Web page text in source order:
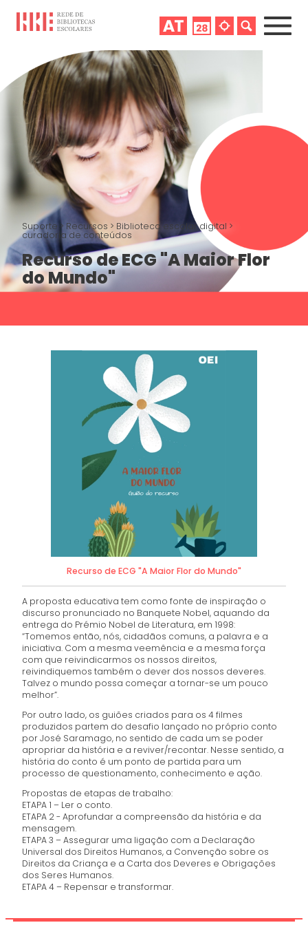
Suporte > Recursos > Biblioteca escolar digital >
curadoria de conteúdos
Recurso de ECG "A Maior Flor
do Mundo"
Recurso de ECG "A Maior Flor do Mundo"
A proposta educativa tem como fonte de inspiração o
discurso pronunciado no Banquete Nobel, aquando da
entrega do Prémio Nobel de Literatura, em 1998:
“Tomemos então, nós, cidadãos comuns, a palavra e a
iniciativa. Com a mesma veemência e a mesma força
com que reivindicarmos os nossos direitos,
reivindiquemos também o dever dos nossos deveres.
Talvez o mundo possa começar a tornar-se um pouco
melhor”.
Por outro lado, os guiões criados para os 4 filmes
produzidos partem do desafio lançado no próprio conto
por José Saramago, no sentido de cada um se poder
apropriar da história e a reviver/recontar. Nesse sentido, a
história do conto é um ponto de partida para um
processo de questionamento, conhecimento e ação.
Propostas de etapas de trabalho:
ETAPA 1 – Ler o conto.
ETAPA 2 - Aprofundar a compreensão da história e da
mensagem.
ETAPA 3 – Assegurar uma ligação com a Declaração
Universal dos Direitos Humanos, a Convenção sobre os
Direitos da Criança e a Carta dos Deveres e Obrigações
dos Seres Humanos.
ETAPA 4 – Repensar e transformar.